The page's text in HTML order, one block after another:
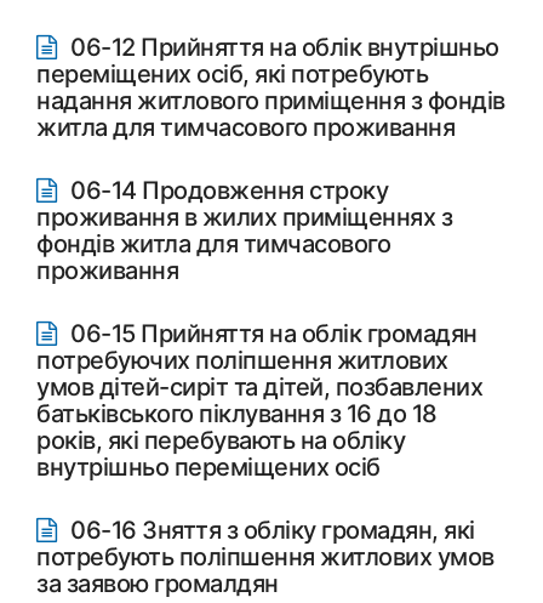
06-12 Прийняття на облік внутрішньо
переміщених осіб, які потребують
надання житлового приміщення з фондів
житла для тимчасового проживання
06-14 Продовження строку
проживання в жилих приміщеннях з
фондів житла для тимчасового
проживання
06-15 Прийняття на облік громадян
потребуючих поліпшення житлових
умов дітей-сиріт та дітей, позбавлених
батьківського піклування з 16 до 18
років, які перебувають на обліку
внутрішньо переміщених осіб
06-16 Зняття з обліку громадян, які
потребують поліпшення житлових умов
за заявою громалдян